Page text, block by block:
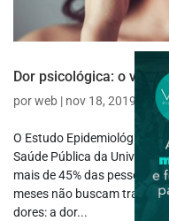
Dor psicológica: o vilão
porweb | nov 18, 2019
O Estudo Epidemiológico da
Saúde Pública da
mais de 45% das pessoas
meses não buscam
dores: a dor...